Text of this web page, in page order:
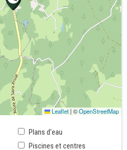
Leaflet | ©OpenStreetMap
Plans d'eau
Piscines et centres